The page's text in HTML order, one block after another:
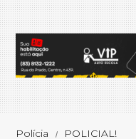
Polícia POLICIAL!